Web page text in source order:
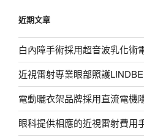
字:
近期文章
白內障手術採用超音波乳化術
近視雷射專業眼部照護
電動曬衣架品牌採用直流電機
眼科提供相應的近視雷射費用